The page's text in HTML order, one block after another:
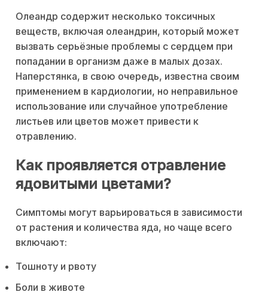
Олеандр содержит несколько токсичных
веществ, включая олеандрин, который может
вызвать серьёзные проблемы с сердцем при
попадании в организм даже в малых дозах.
Наперстянка, в свою очередь, известна своим
применением в кардиологии, но неправильное
использование или случайное употребление
листьев или цветов может привести к
отравлению.
Как проявляется отравление
ядовитыми цветами?
Симптомы могут варьироваться в зависимости
от растения и количества яда, но чаще всего
включают:
Тошноту и рвоту
Боли в животе